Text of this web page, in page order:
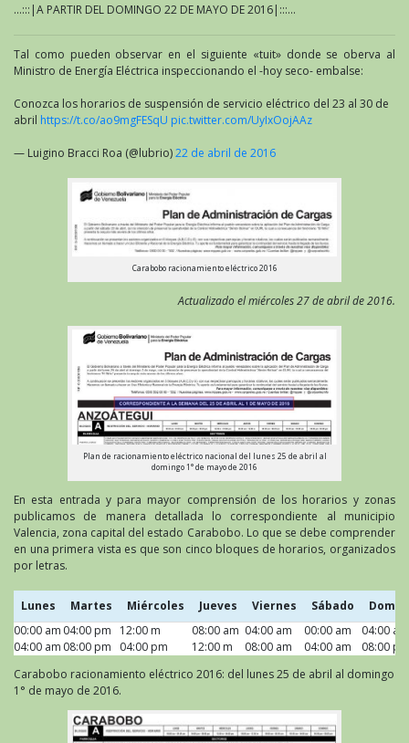
...:::|A PARTIR DEL DOMINGO 22 DE MAYO DE 2016|:::...
Tal como pueden observar en el siguiente «tuit» donde se oberva al
Ministro de Energía Eléctrica inspeccionando el -hoy seco- embalse:
Conozca los horarios de suspensión de servicio eléctrico del 23 al 30 de
abril https://t.co/ao9mgFESqU pic.twitter.com/UyIxOojAAz
— Luigino Bracci Roa (@lubrio)22 de abril de 2016
Carabobo racionamiento eléctrico 2016
Actualizado el miércoles 27 de abril de 2016.
Plan de racionamiento eléctrico nacional del lunes 25 de abril al
domingo 1° de mayo de 2016
En esta entrada y para mayor comprensión de los horarios y zonas
publicamos de manera detallada lo correspondiente al municipio
Valencia, zona capital del estado Carabobo. Lo que se debe comprender
en una primera vista es que son cinco bloques de horarios, organizados
por letras.
Lunes Martes Miércoles Jueves Viernes Sábado
Lunes
Martes Miércoles Jueves Viernes Sábado
00:00 am
04:00 am
04:00 pm
08:00 pm
12:00 m
04:00 pm
08:00 am
12:00 m
04:00 am
08:00 am
00:00 am
04:00 am
04:00 am
08:00 pm
Carabobo racionamiento eléctrico 2016: del lunes 25 de abril al domingo
1° de mayo de 2016.